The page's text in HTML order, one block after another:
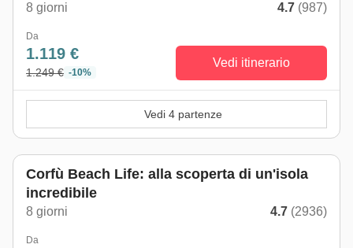
8 giorni 4.7 (987)
Da
1.119 €
1.249 € -10%
Vedi itinerario
Vedi 4 partenze
Corfù Beach Life: alla scoperta di un'isola
incredibile
8 giorni 4.7 (2936)
Da